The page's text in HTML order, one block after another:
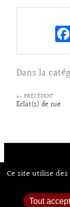
Dans la
← PRÉCÉDENT
Éclat(s) de rue
Contact
Ce site utilise
Tout